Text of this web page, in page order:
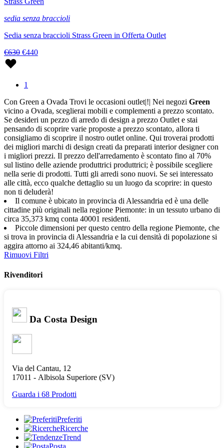
sedia senza braccioli
Sedia senza braccioli Strass Green in Offerta Outlet
€630 €440
1
Con Green a Ovada Trovi le occasioni outlet|!| Nei negozi Green
vicino a Ovada, sceglierai mobili e complementi a prezzo scontato.
Se desideri un pezzo di arredo di design a prezzo Outlet e stai
pensando di scoprire varie proposte a prezzo scontato, allora ti
consigliamo di scoprire il nostro outlet online. Qui troverai prodotti
dei migliori marchi di design creati da preparati interior designer con
i migliori prezzi. Il prezzo dell'arredamento è scontato fino al 70%
sul listino delle aziende produttrici produttrici; è possibile scegliere
nella serie di prodotti. Tutti gli arredi sono nuovi. Se sei interessato
alle città, ecco qualche dettaglio su un luogo da scoprire: in questo
non ti deluderà!
Il comune è ubicato in provincia di Alessandria ed è una delle
cittadine più originali nella regione Piemonte: in un tessuto urbano di
circa 35,373 kmq conta 40001 residenti.
Piccole dimensioni per questo centro della regione Piemonte, che
si trova in provincia di Alessandria e la cui densità di popolazione si
aggira attorno ai 324,46 abitanti/kmq.
Rimuovi Filtri
Rivenditori
Da Costa Design
Via del Cantau, 12
17011 - Albisola Superiore (SV)
Guarda i 68 Prodotti
Preferiti
Ricerche
Trend